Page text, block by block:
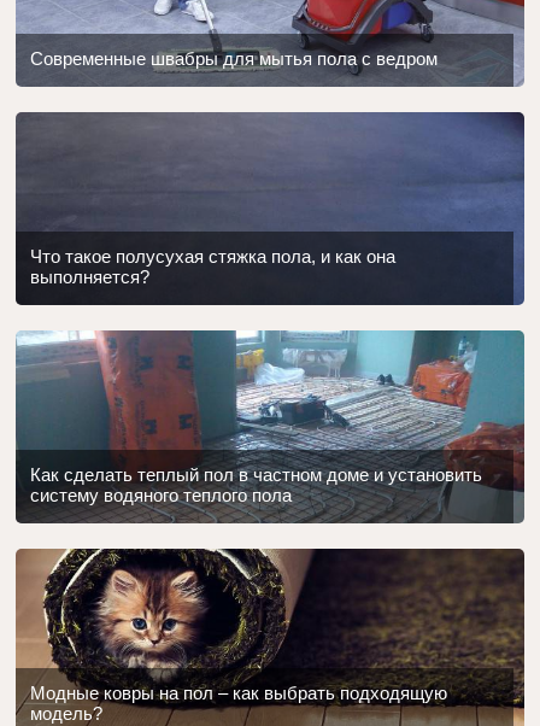
Современные швабры для мытья пола с ведром
Что такое полусухая стяжка пола, и как она
выполняется?
Как сделать теплый пол в частном доме и установить
систему водяного теплого пола
Модные ковры на пол – как выбрать подходящую
модель?